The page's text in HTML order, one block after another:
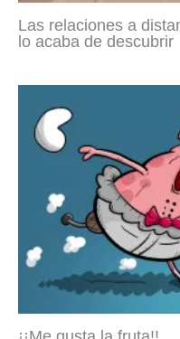
Las relaciones a
lo acaba de descubrir